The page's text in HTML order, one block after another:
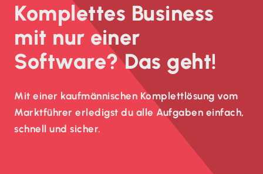
Komplettes Business
mit nur einer
Software? Das geht!
Mit einer kaufmännischen Komplettlösung vom
Marktführer erledigst du alle Aufgaben einfach,
schnell und sicher.